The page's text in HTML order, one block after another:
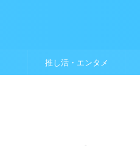
推し活・エンタメ